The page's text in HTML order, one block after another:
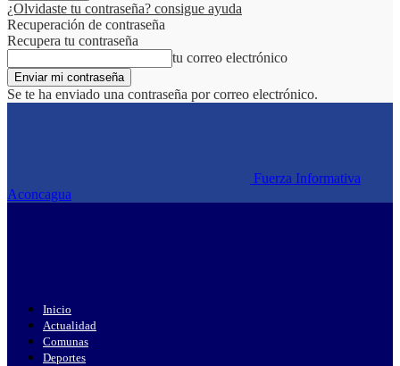
¿Olvidaste tu contraseña? consigue ayuda
Recuperación de contraseña
Recupera tu contraseña
tu correo electrónico
Se te ha enviado una contraseña por correo electrónico.
Fuerza Informativa
Aconcagua
Inicio
Actualidad
Comunas
Deportes